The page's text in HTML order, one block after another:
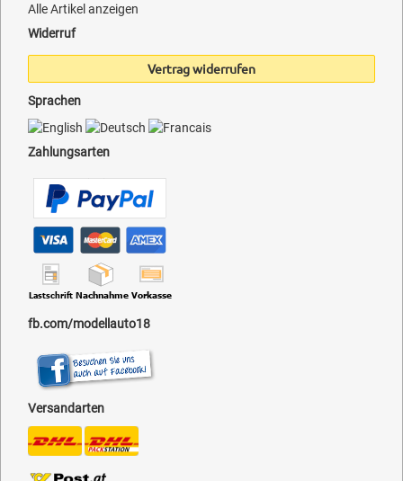
Alle Artikel anzeigen
Widerruf
Vertrag widerrufen
Sprachen
Zahlungsarten
fb.com/modellauto18
Versandarten